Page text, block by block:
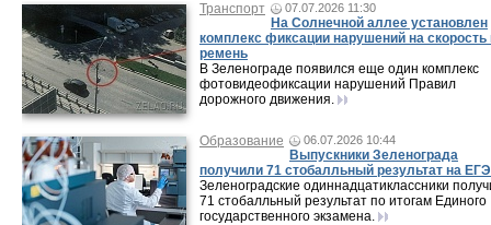
Транспорт 07.07.2026 11:30
На Солнечной аллее установлен
комплекс фиксации нарушений на скорость
ремень
В Зеленограде появился еще один комплекс
фотовидеофиксации нарушений Правил
дорожного движения.
Образование 06.07.2026 10:44
Выпускники Зеленограда
получили 71 стобалльный результат на ЕГЭ
Зеленоградские одиннадцатиклассники
71 стобалльный результат по итогам Единого
государственного экзамена.